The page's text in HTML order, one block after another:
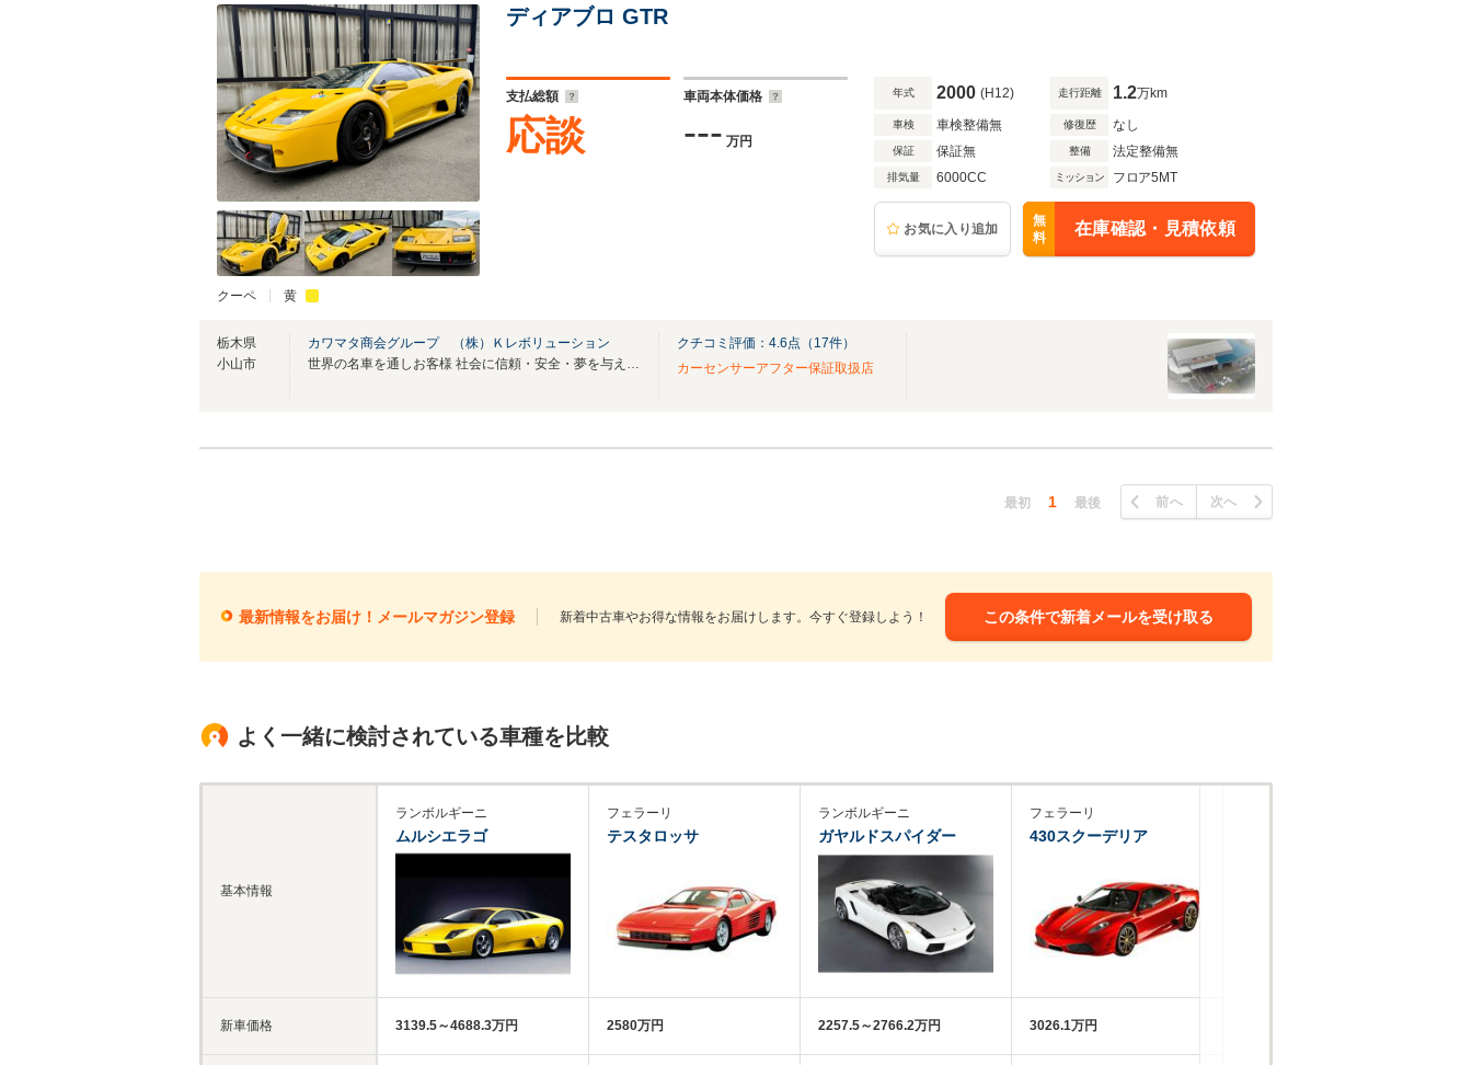
クーペ 黄
ディアブロ GTR
支払総額
応談
車両本体価格
--- 万円
年式 2000 (H12) 走行距離 1.2万km
車検 車検整備無 修復歴 なし
保証 保証無 整備 法定整備無
排気量 6000CC ミッション フロア5MT
お気に入り追加
無
料
在庫確認・見積依頼
栃木県
小山市
カワマタ商会グループ （株）Ｋレボリューション
世界の名車を通しお客様 社会に信頼・安全・夢を与える 企業を目指してます。
クチコミ評価： 4.6点（ 17件）
カーセンサーアフター保証取扱店
最初 1 最後 前へ 次へ
最新情報をお届け！メールマガジン登録 新着中古車やお得な情報をお届けします。今すぐ登録しよう！ この条件で新着メールを受け取る
よく一緒に検討されている車種を比較
基本情報
新車価格
ランボルギーニ
ムルシエラゴ
3139.5～4688.3万円
フェラーリ
テスタロッサ
2580万円
ランボルギーニ
ガヤルドスパイダー
2257.5～2766.2万円
フェラーリ
430スクーデリア
3026.1万円